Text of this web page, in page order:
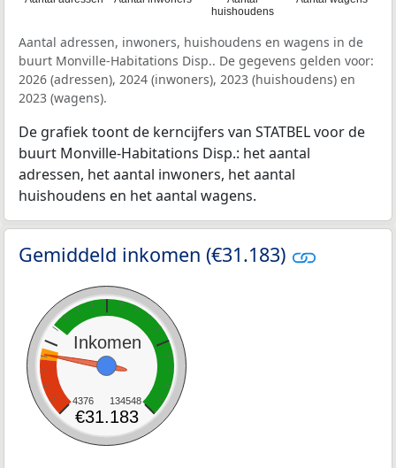
huishoudens
Aantal adressen, inwoners, huishoudens en wagens in de
buurt Monville-Habitations Disp.. De gegevens gelden voor:
2026 (adressen), 2024 (inwoners), 2023 (huishoudens) en
2023 (wagens).
De grafiek toont de kerncijfers van STATBEL voor de
buurt Monville-Habitations Disp.: het aantal
adressen, het aantal inwoners, het aantal
huishoudens en het aantal wagens.
Gemiddeld inkomen (€31.183)
Inkomen
4376 134548
€31.183